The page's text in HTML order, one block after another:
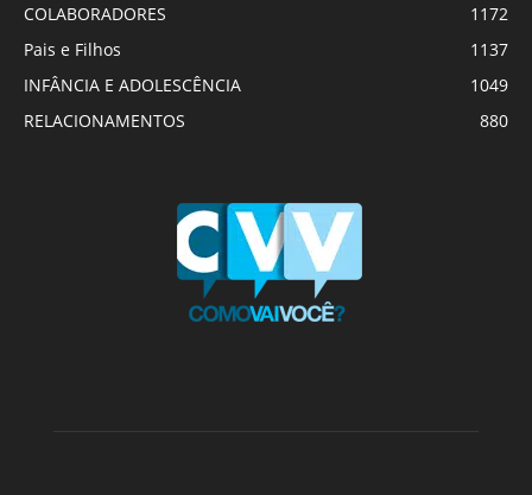
COLABORADORES
1172
Pais e Filhos
1137
INFÂNCIA E ADOLESCÊNCIA
1049
RELACIONAMENTOS
880